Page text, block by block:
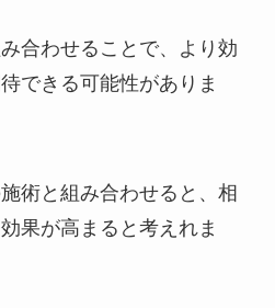
合わせることで、より効
できる可能性がありま
術と組み合わせると、相
果が高まると考えれま